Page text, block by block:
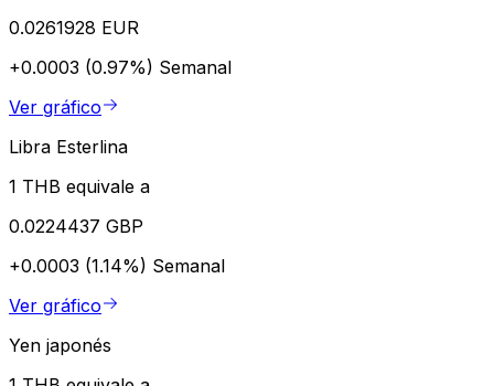
0.0261928 EUR
+0.0003 (0.97%) Semanal
Ver gráfico
Libra Esterlina
1 THB equivale a
0.0224437 GBP
+0.0003 (1.14%) Semanal
Ver gráfico
Yen japonés